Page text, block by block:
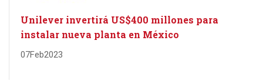
Unilever invertirá US$400 millones para
instalar nueva planta en México
07Feb2023